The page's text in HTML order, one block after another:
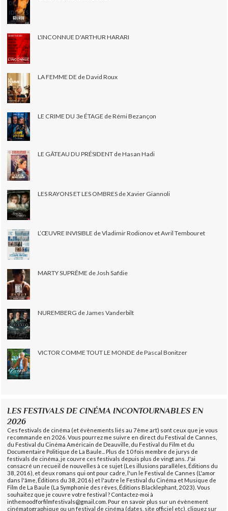
L'INCONNUE D'ARTHUR HARARI
LA FEMME DE de David Roux
LE CRIME DU 3e ÉTAGE de Rémi Bezançon
LE GÂTEAU DU PRÉSIDENT de Hasan Hadi
LES RAYONS ET LES OMBRES de Xavier Giannoli
L’ŒUVRE INVISIBLE de Vladimir Rodionov et Avril Tembouret
MARTY SUPRÊME de Josh Safdie
NUREMBERG de James Vanderbilt
VICTOR COMME TOUT LE MONDE de Pascal Bonitzer
LES FESTIVALS DE CINÉMA INCONTOURNABLES EN
2026
Ces festivals de cinéma (et évènements liés au 7ème art) sont ceux que je vous
recommande en 2026. Vous pourrez me suivre en direct du Festival de Cannes,
du Festival du Cinéma Américain de Deauville, du Festival du Film et du
Documentaire Politique de La Baule... Plus de 10 fois membre de jurys de
festivals de cinéma, je couvre ces festivals depuis plus de vingt ans. J'ai
consacré un recueil de nouvelles à ce sujet (Les illusions parallèles, Éditions du
38, 2016), et deux romans qui ont pour cadre, l'un le Festival de Cannes (L'amor
dans l'âme, Éditions du 38, 2016) et l'autre le Festival du Cinéma et Musique de
Film de La Baule (La Symphonie des rêves, Éditions Blacklephant, 2023). Vous
souhaitez que je couvre votre festival ? Contactez-moi à
inthemoodforfilmfestivals@gmail.com. Pour en savoir plus sur un évènement
cinématographique ou un festival de cinéma (dates, site officiel etc), cliquez sur